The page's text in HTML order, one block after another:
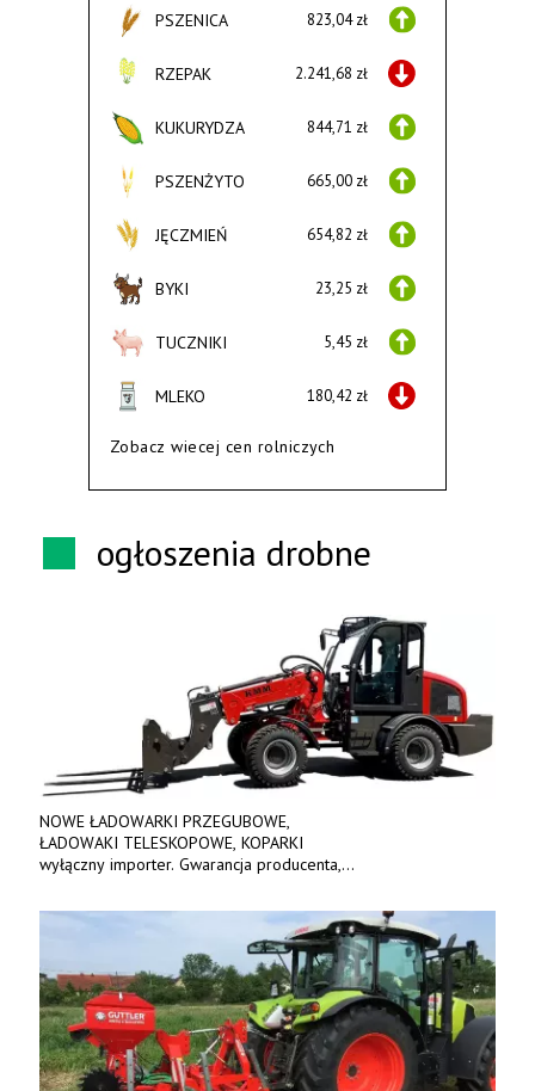
PSZENICA 823,04 zł
RZEPAK 2.241,68 zł
KUKURYDZA 844,71 zł
PSZENŻYTO 665,00 zł
JĘCZMIEŃ 654,82 zł
BYKI 23,25 zł
TUCZNIKI 5,45 zł
MLEKO 180,42 zł
Zobacz wiecej cen rolniczych
ogłoszenia drobne
NOWE ŁADOWARKI PRZEGUBOWE,
ŁADOWAKI TELESKOPOWE, KOPARKI
wyłączny importer. Gwarancja producenta,
Ceny od 69 000 zł netto wraz z osprzętem.
Tel: 509-365-675. www.kmm.info.pl